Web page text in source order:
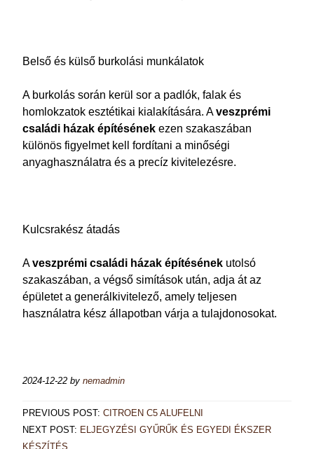
Belső és külső burkolási munkálatok
A burkolás során kerül sor a padlók, falak és
homlokzatok esztétikai kialakítására. Aveszprémi
családi házak építésének ezen szakaszában
különös figyelmet kell fordítani a minőségi
anyaghasználatra és a precíz kivitelezésre.
Kulcsrakész átadás
Aveszprémi családi házak építésének utolsó
szakaszában, a végső simítások után, adja át az
épületet a generálkivitelező, amely teljesen
használatra kész állapotban várja a tulajdonosokat.
2024-12-22 by nemadmin
PREVIOUS POST: CITROEN C5 ALUFELNI
NEXT POST: ELJEGYZÉSI GYŰRŰK ÉS EGYEDI ÉKSZER
KÉSZÍTÉS